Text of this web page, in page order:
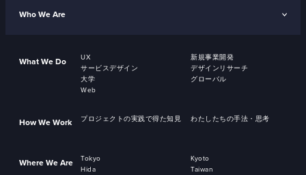
Who We Are
What We Do UX
新規事業開発
サービスデザイン
デザインリサーチ
大学
グローバル
Web
How We Work プロジェクトの実践で得た知見 わたしたちの手法・思考
Where We Are Tokyo
Kyoto
Hida
Taiwan